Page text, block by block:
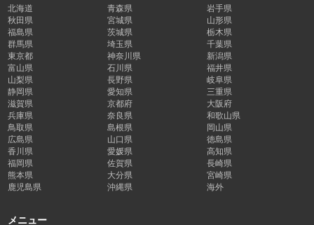
北海道 青森県
岩手県
秋田県
宮城県
山形県
福島県
茨城県
栃木県
群馬県
埼玉県
千葉県
東京都
神奈川県
新潟県
富山県
石川県
福井県
山梨県
長野県
岐阜県
静岡県
愛知県
三重県
滋賀県
京都府
大阪府
兵庫県
奈良県
和歌山県
鳥取県
島根県
岡山県
広島県
山口県
徳島県
香川県
愛媛県
高知県
福岡県
佐賀県
長崎県
熊本県
大分県
宮崎県
鹿児島県
沖縄県 海外
メニュー